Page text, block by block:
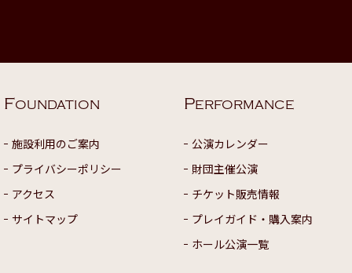
FOUNDATION
施設利用のご案内
プライバシーポリシー
アクセス
サイトマップ
PERFORMANCE
公演カレンダー
財団主催公演
チケット販売情報
プレイガイド・購入案内
ホール公演一覧